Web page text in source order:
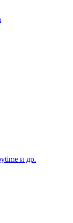
и др.